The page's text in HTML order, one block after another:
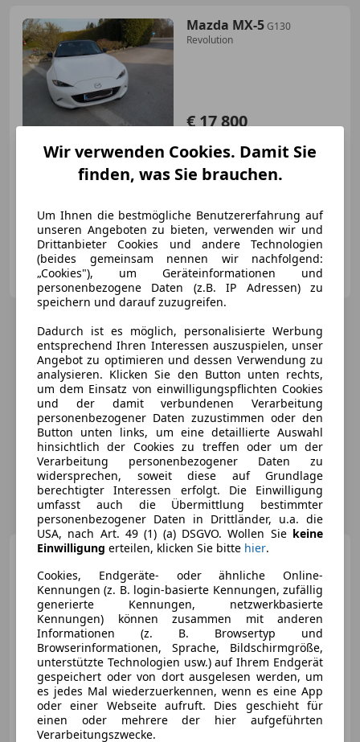
Mazda MX-5G130
Revolution
€ 17 800
04/2016 70 000 km Benzin 96 kW (131 PS)
Privat
AT-4441 Behamberg
Mazda MX-52.0 MZR Niseko
Wir verwenden Cookies. Damit Sie
finden, was Sie brauchen.
Um Ihnen die bestmögliche Benutzererfahrung auf
unseren Angeboten zu bieten, verwenden wir und
Drittanbieter Cookies und andere Technologien
(beides gemeinsam nennen wir nachfolgend:
„Cookies"), um Geräteinformationen und
personenbezogene Daten (z.B. IP Adressen) zu
speichern und darauf zuzugreifen.
Dadurch ist es möglich, personalisierte Werbung
entsprechend Ihren Interessen auszuspielen, unser
Angebot zu optimieren und dessen Verwendung zu
analysieren. Klicken Sie den Button unten rechts,
um dem Einsatz von einwilligungspflichten Cookies
und der damit verbundenen Verarbeitung
personenbezogener Daten zuzustimmen oder den
Button unten links, um eine detaillierte Auswahl
hinsichtlich der Cookies zu treffen oder um der
Verarbeitung personenbezogener Daten zu
widersprechen, soweit diese auf Grundlage
berechtigter Interessen erfolgt. Die Einwilligung
umfasst auch die Übermittlung bestimmter
personenbezogener Daten in Drittländer, u.a. die
USA, nach Art. 49 (1) (a) DSGVO. Wollen Sie keine
Einwilligung erteilen, klicken Sie bitte hier.
Cookies, Endgeräte- oder ähnliche Online-
Kennungen (z. B. login-basierte Kennungen, zufällig
generierte Kennungen, netzwerkbasierte
Kennungen) können zusammen mit anderen
Informationen (z. B. Browsertyp und
Browserinformationen, Sprache, Bildschirmgröße,
unterstützte Technologien usw.) auf Ihrem Endgerät
gespeichert oder von dort ausgelesen werden, um
es jedes Mal wiederzuerkennen, wenn es eine App
oder einer Webseite aufruft. Dies geschieht für
einen oder mehrere der hier aufgeführten
Verarbeitungszwecke.